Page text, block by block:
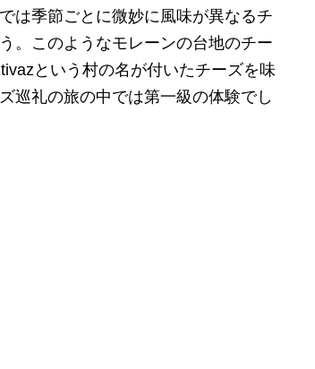
は季節ごとに微妙に風味が異なるチ
。このようなモレーンの台地のチー
という村の名が付いたチーズを味
巡礼の旅の中では第一級の体験でし